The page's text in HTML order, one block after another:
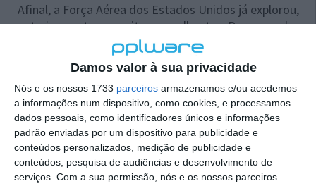
Damos valor à sua privacidade
Nós e os nossos 1733 parceiros armazenamos e/ou acedemos
a informações num dispositivo, como cookies, e processamos
dados pessoais, como identificadores únicos e informações
padrão enviadas por um dispositivo para publicidade e
conteúdos personalizados, medição de publicidade e
conteúdos, pesquisa de audiências e desenvolvimento de
serviços. Com a sua permissão, nós e os nossos parceiros
Afinal, a Força Aérea dos Estados Unidos já explorou,
anteriormente, conceitos semelhantes. Por exemplo,
em parceria com a SpaceX, para a entrega rápida de
mercadoria global, através da Starship da empresa,
Este artigo tem mais de um ano